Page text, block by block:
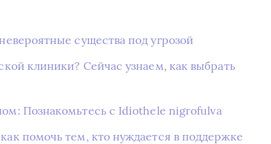
существа под угрозой
клиники? Сейчас узнаем, как выбрать
Познакомьтесь с Idiothele nigrofulva
помочь тем, кто нуждается в поддержке